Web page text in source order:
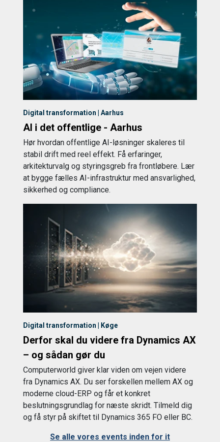
Digital transformation | Aarhus
AI i det offentlige - Aarhus
Hør hvordan offentlige AI-løsninger skaleres til
stabil drift med reel effekt. Få erfaringer,
arkitekturvalg og styringsgreb fra frontløbere. Lær
at bygge fælles AI-infrastruktur med ansvarlighed,
sikkerhed og compliance.
Digital transformation | Køge
Derfor skal du videre fra Dynamics AX
– og sådan gør du
Computerworld giver klar viden om vejen videre
fra Dynamics AX. Du ser forskellen mellem AX og
moderne cloud-ERP og får et konkret
beslutningsgrundlag for næste skridt. Tilmeld dig
og få styr på skiftet til Dynamics 365 FO eller BC.
Se alle vores events inden for it